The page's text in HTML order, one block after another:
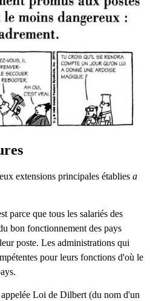
extensions principales établies a
parce que tous les salariés des
bon fonctionnement des pays
poste. Les administrations qui
pour leurs fonctions d'où le
Loi de Dilbert (du nom d'un